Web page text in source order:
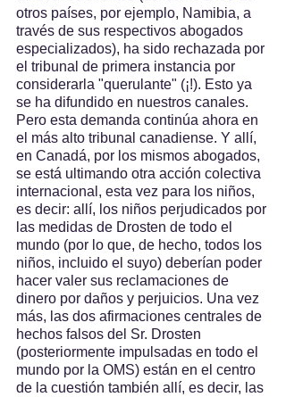
otros países, por ejemplo, Namibia, a
través de sus respectivos abogados
especializados), ha sido rechazada por
el tribunal de primera instancia por
considerarla "querulante" (¡!). Esto ya
se ha difundido en nuestros canales.
Pero esta demanda continúa ahora en
el más alto tribunal canadiense. Y allí,
en Canadá, por los mismos abogados,
se está ultimando otra acción colectiva
internacional, esta vez para los niños,
es decir: allí, los niños perjudicados por
las medidas de Drosten de todo el
mundo (por lo que, de hecho, todos los
niños, incluido el suyo) deberían poder
hacer valer sus reclamaciones de
dinero por daños y perjuicios. Una vez
más, las dos afirmaciones centrales de
hechos falsos del Sr. Drosten
(posteriormente impulsadas en todo el
mundo por la OMS) están en el centro
de la cuestión también allí, es decir, las